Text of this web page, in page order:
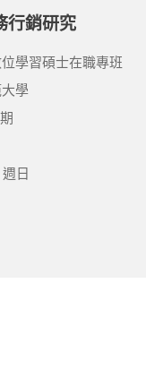
行銷研究
學習碩士在職專班
學
日